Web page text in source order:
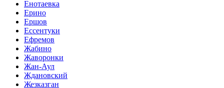
Енотаевка
Ерино
Ершов
Ессентуки
Ефремов
Жабино
Жаворонки
Жан-Аул
Ждановский
Жезказган